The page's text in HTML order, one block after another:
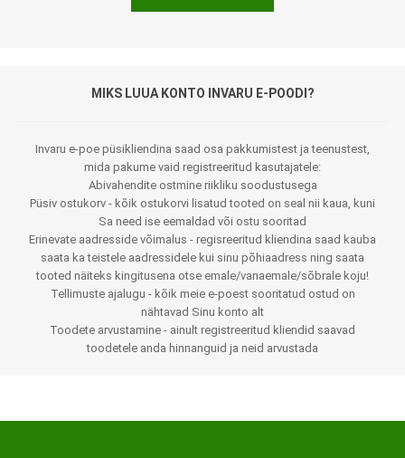
MIKS LUUA KONTO INVARU E-POODI?
Invaru e-poe püsikliendina saad osa pakkumistest ja teenustest,
mida pakume vaid registreeritud kasutajatele:
Abivahendite ostmine riikliku soodustusega
Püsiv ostukorv - kõik ostukorvi lisatud tooted on seal nii kaua, kuni
Sa need ise eemaldad või ostu sooritad
Erinevate aadresside võimalus - regisreeritud kliendina saad kauba
saata ka teistele aadressidele kui sinu põhiaadress ning saata
tooted näiteks kingitusena otse emale/vanaemale/sõbrale koju!
Tellimuste ajalugu - kõik meie e-poest sooritatud ostud on
nähtavad Sinu konto alt
Toodete arvustamine - ainult registreeritud kliendid saavad
toodetele anda hinnanguid ja neid arvustada